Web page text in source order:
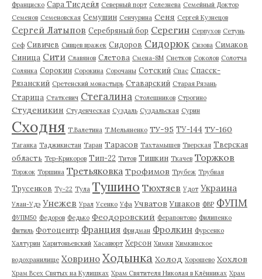
Франциско Сара Тисдейл Северный порт Селезнева Семейный Доктор
Семенов Семеновская Семушин Сенчурина Сеня Сергей Кузнецов
Сергей Латыпов Серебряный бор Серегин Серпухов Сетунь
Сеф Сивичев Сивцев вражек Сидоров Сидорюк Сизова Симаков
Синица Сити Славянов Слетова Смена-8М Снетков Соколов Солотча
Солянка Сорокин Сорокина Сорочаны Сотский Спас Спасск-
Рязанский Сретенский монастырь Ставарский Старая Рязань
Старица Статкевич Стегалина Столешников Строгино
Студеникин Студенческая Суздаль Суздальская Сурин
Сходня Т.Валетина Т.Мельяненко ТУ-95 ТУ-144 ТУ-160
Таганка Таджикистан Таран Тарасов Тахтамышев Тверская Тверская
область Тер-Крикоров Тип-22 Титов Тишкин Ткачев Торжков
Торжок Торшина Третьяковка Трофимов Трубеж Трубная
Трусенков Ту-22 Тула Тушино Тюхтяев Удот Украина
Улан-Удэ Унежев Урал Усенко Уфа Учватов Ушаков ФВР ФУПМ
ФУПМ50 Федоров Федько Феодоровский Ферапонтово Филипенко
Фитиль Фотоцентр Франция Фридман Фролкин Фурсенко
Халтурин Харитоньевский Хасавюрт Херсон Химки Химкинское
водохранилище Ховрино Ходынка Холод Хорошево Хохлов
Храм Всех Святых на Кулишках Храм Святителя Николая в Клённиках Храм